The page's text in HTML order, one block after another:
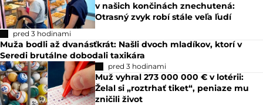
v našich končinách znechutená:
Otrasný zvyk robí stále veľa ľudí
pred 3 hodinami
Muža bodli až dvanásťkrát: Našli dvoch mladíkov, ktorí v
Seredi brutálne dobodali taxikára
pred 3 hodinami
Muž vyhral 273 000 000 € v lotérii:
Želal si „roztrhať tiket“, peniaze mu
zničili život